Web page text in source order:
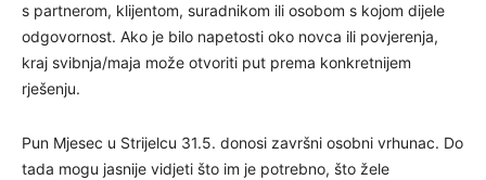
s partnerom, klijentom, suradnikom ili osobom s kojom dijele
odgovornost. Ako je bilo napetosti oko novca ili povjerenja,
kraj svibnja/maja može otvoriti put prema konkretnijem
rješenju.
Pun Mjesec u Strijelcu 31.5. donosi završni osobni vrhunac. Do
tada mogu jasnije vidjeti što im je potrebno, što žele